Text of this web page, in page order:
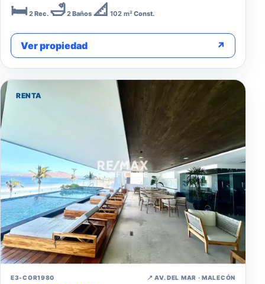
🛏️ 2Rec. 🛁2Baños 📐 102 m²Const.
Ver propiedad ↗
RENTA
↗
E3-COR1980 📍 AV. DEL MAR · MALECÓN